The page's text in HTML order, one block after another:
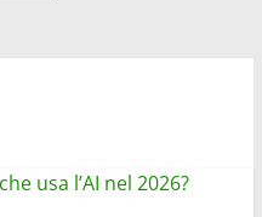
usa l’AI nel 2026?